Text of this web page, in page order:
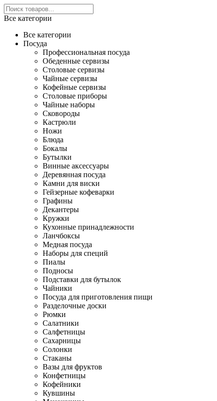
Все категории
Все категории
Посуда
Профессиональная посуда
Обеденные сервизы
Столовые сервизы
Чайные сервизы
Кофейные сервизы
Столовые приборы
Чайные наборы
Сковороды
Кастрюли
Ножи
Блюда
Бокалы
Бутылки
Винные аксессуары
Деревянная посуда
Камни для виски
Гейзерные кофеварки
Графины
Декантеры
Кружки
Кухонные принадлежности
Ланчбоксы
Медная посуда
Наборы для специй
Пиалы
Подносы
Подставки для бутылок
Чайники
Посуда для приготовления пищи
Разделочные доски
Рюмки
Салатники
Салфетницы
Сахарницы
Солонки
Стаканы
Вазы для фруктов
Конфетницы
Кофейники
Кувшины